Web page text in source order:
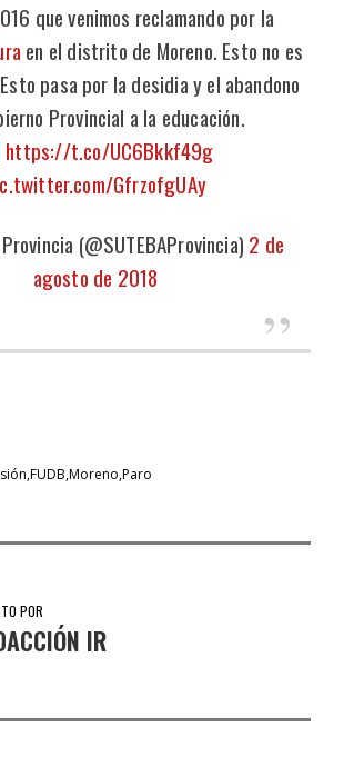
que venimos reclamando por la
en el distrito de Moreno. Esto no es
pasa por la desidia y el abandono
Provincial a la educación.
https://t.co/UC6Bkkf49g
GfrzofgUAy
(@SUTEBAProvincia) 2 de
agosto de 2018
FUDB Moreno Paro
POR
IR